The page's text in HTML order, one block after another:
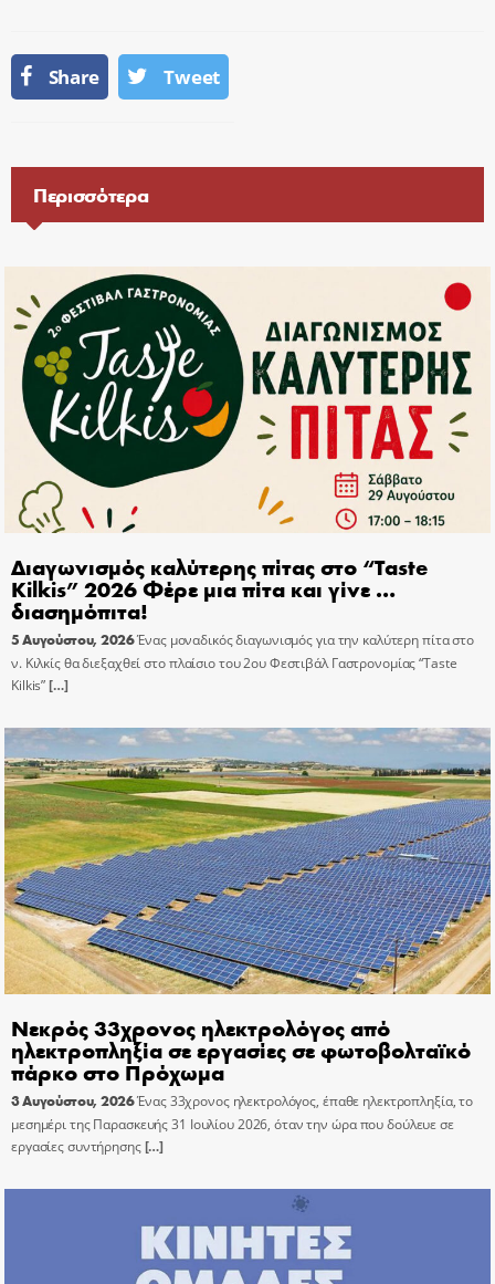
Share Tweet
Περισσότερα
Διαγωνισμός καλύτερης πίτας στο “Taste
Kilkis” 2026 Φέρε μια πίτα και γίνε …
διασημόπιτα!
5 Αυγούστου, 2026Ένας μοναδικός διαγωνισμός για την καλύτερη πίτα στο
ν. Κιλκίς θα διεξαχθεί στο πλαίσιο του 2ου Φεστιβάλ Γαστρονομίας “Taste
Kilkis”[…]
Νεκρός 33χρονος ηλεκτρολόγος από
ηλεκτροπληξία σε εργασίες σε φωτοβολταϊκό
πάρκο στο Πρόχωμα
3 Αυγούστου, 2026Ένας 33χρονος ηλεκτρολόγος, έπαθε ηλεκτροπληξία, το
μεσημέρι της Παρασκευής 31 Ιουλίου 2026, όταν την ώρα που δούλευε σε
εργασίες συντήρησης[…]